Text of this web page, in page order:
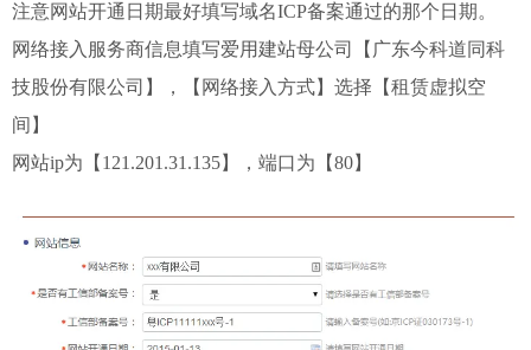
注意网站开通日期最好填写域名ICP备案通过的那个日期。
网络接入服务商信息填写爱用建站母公司【广东今科道同科
技股份有限公司】，【网络接入方式】选择【租赁虚拟空
间】
网站ip为【121.201.31.135】，端口为【80】